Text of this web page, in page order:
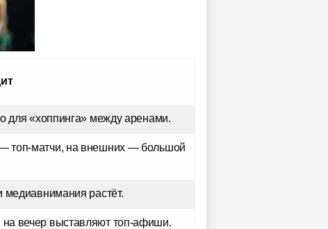
для «хоппинга» между аренами.
топ-матчи, на внешних — большой
медиавнимания растёт.
вечер выставляют топ-афиши.